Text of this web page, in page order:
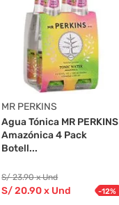
MR PERKINS
Agua Tónica MR PERKINS
Amazónica 4 Pack
Botell...
S/23.90 x Und
S/20.90x Und -12%